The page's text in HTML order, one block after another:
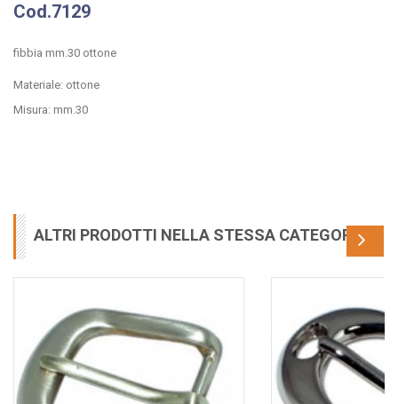
Cod.7129
fibbia mm.30 ottone
Materiale: ottone
Misura: mm.30
ALTRI PRODOTTI NELLA STESSA CATEGORIA